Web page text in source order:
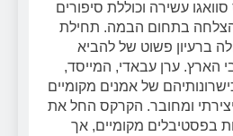
עשירה וכוללת סיפורים
בתחום הבמה. תחילת
ברעיון פשוט של להביא
הארץ. ערן עבאדי, המייסד,
של אמנים מקומיים
ומחובר. הקרקס החל את
בפסטיבלים מקומיים, אך